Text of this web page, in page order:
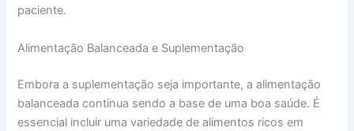
paciente.
Alimentação Balanceada e Suplementação
Embora a suplementação seja importante, a alimentação
balanceada continua sendo a base de uma boa saúde. É
essencial incluir uma variedade de alimentos ricos em